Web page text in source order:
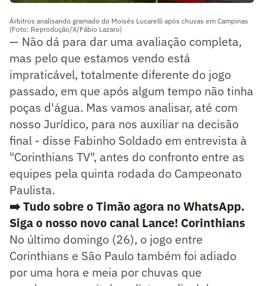
Árbitros analisando gramado do Moisés Lucarelli após chuvas em Campinas
(Foto: Reprodução/X/Fábio Lazaro)
— Não dá para dar uma avaliação completa,
mas pelo que estamos vendo está
impraticável, totalmente diferente do jogo
passado, em que após algum tempo não tinha
poças d'água. Mas vamos analisar, até com
nosso Jurídico, para nos auxiliar na decisão
final - disse Fabinho Soldado em entrevista à
"Corinthians TV", antes do confronto entre as
equipes pela quinta rodada do Campeonato
Paulista.
➡️ Tudo sobre o Timão agora no WhatsApp.
Siga o nosso novo canal Lance! Corinthians
No último domingo (26), o jogo entre
Corinthians e São Paulo também foi adiado
por uma hora e meia por chuvas que